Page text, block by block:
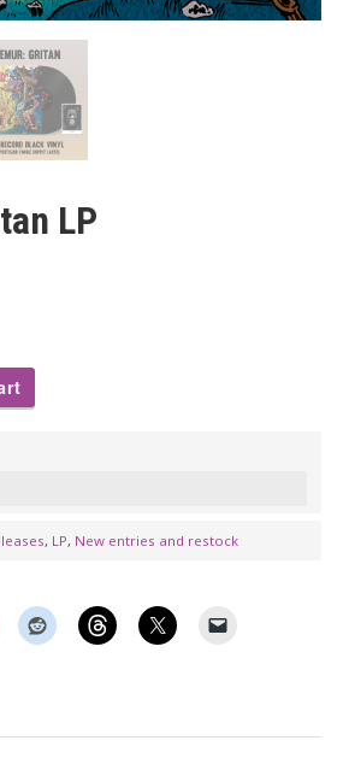
LP
, LP, New entries and restock